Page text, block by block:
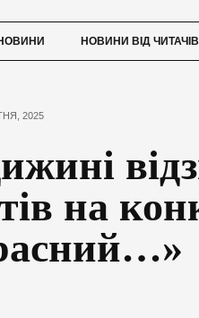
НОВИНИ ВІД ЧИТАЧІВ
2025
на